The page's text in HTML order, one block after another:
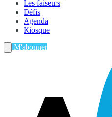
Les faiseurs
Défis
Agenda
Kiosque
M'abonner